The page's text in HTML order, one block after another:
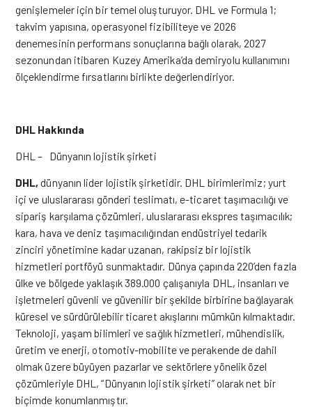
genişlemeler için bir temel oluşturuyor. DHL ve Formula 1;
takvim yapısına, operasyonel fizibiliteye ve 2026
denemesinin performans sonuçlarına bağlı olarak, 2027
sezonundan itibaren Kuzey Amerika’da demiryolu kullanımını
ölçeklendirme fırsatlarını birlikte değerlendiriyor.
DHL Hakkında
DHL – Dünyanın lojistik şirketi
DHL, dünyanın lider lojistik şirketidir. DHL birimlerimiz; yurt
içi ve uluslararası gönderi teslimatı, e-ticaret taşımacılığı ve
sipariş karşılama çözümleri, uluslararası ekspres taşımacılık;
kara, hava ve deniz taşımacılığından endüstriyel tedarik
zinciri yönetimine kadar uzanan, rakipsiz bir lojistik
hizmetleri portföyü sunmaktadır. Dünya çapında 220’den fazla
ülke ve bölgede yaklaşık 389.000 çalışanıyla DHL, insanları ve
işletmeleri güvenli ve güvenilir bir şekilde birbirine bağlayarak
küresel ve sürdürülebilir ticaret akışlarını mümkün kılmaktadır.
Teknoloji, yaşam bilimleri ve sağlık hizmetleri, mühendislik,
üretim ve enerji, otomotiv-mobilite ve perakende de dahil
olmak üzere büyüyen pazarlar ve sektörlere yönelik özel
çözümleriyle DHL, “Dünyanın lojistik şirketi” olarak net bir
biçimde konumlanmıştır.